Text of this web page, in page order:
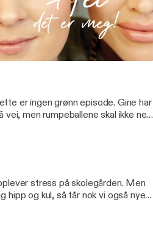
crush, life hacks og spådom om
livet skjer og da gjelder det å
more information.
er ingen grønn episode. Gine har
men rumpeballene skal ikke ned
stress på skolegården. Men
hipp og kul, så får nok vi også nye
ting. -----------------